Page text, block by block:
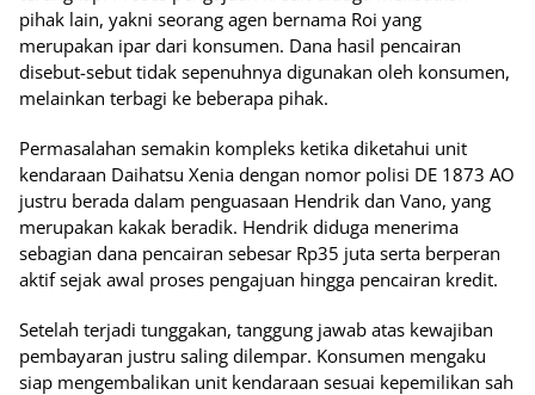
pihak lain, yakni seorang agen bernama Roi yang
merupakan ipar dari konsumen. Dana hasil pencairan
disebut-sebut tidak sepenuhnya digunakan oleh konsumen,
melainkan terbagi ke beberapa pihak.
‎Permasalahan semakin kompleks ketika diketahui unit
kendaraan Daihatsu Xenia dengan nomor polisi DE 1873 AO
justru berada dalam penguasaan Hendrik dan Vano, yang
merupakan kakak beradik. Hendrik diduga menerima
sebagian dana pencairan sebesar Rp35 juta serta berperan
aktif sejak awal proses pengajuan hingga pencairan kredit.
‎Setelah terjadi tunggakan, tanggung jawab atas kewajiban
pembayaran justru saling dilempar. Konsumen mengaku
siap mengembalikan unit kendaraan sesuai kepemilikan sah